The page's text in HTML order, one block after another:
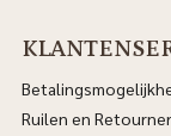
Ruilen en